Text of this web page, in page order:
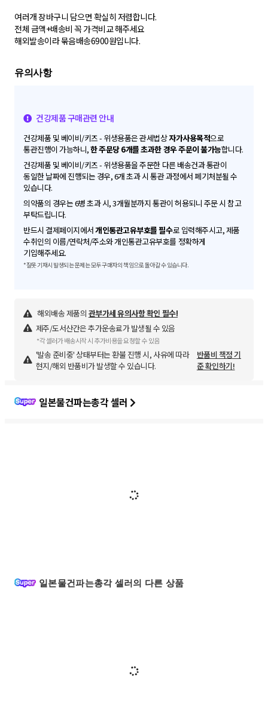
여러개 장바구니 담으면 확실히 저렴합니다.
전체 금액+배송비 꼭 가격비교 해주세요
해외발송이라 묶음배송6900원입니다.
유의사항
건강제품 구매관련 안내
건강제품 및 베이비/키즈 - 위생용품은 관세법상자가사용목적으로
통관진행이 가능하니,한 주문당 6개를 초과한 경우 주문이 불가능합니다.
건강제품 및 베이비/키즈 - 위생용품을 주문한 다른 배송건과 통관이
동일한 날짜에 진행되는 경우, 6개 초과 시 통관 과정에서 폐기처분될 수
있습니다.
의약품의 경우는 6병 초과 시, 3개월분까지 통관이 허용되니 주문 시 참고
부탁드립니다.
반드시 결제페이지에서개인통관고유부호를 필수로 입력해주시고, 제품
수취인의 이름/연락처/주소와 개인통관고유부호를 정확하게
기입해주세요.
*잘못 기재시 발생되는 문제는 모두 구매자의 책임으로 돌아갈 수 있습니다.
해외배송 제품의 관부가세 유의사항 확인 필수!
제주/도서산간은 추가운송료가 발생될 수 있음
*각 셀러가 배송시작 시 추가비용을 요청할 수 있음
'발송 준비중' 상태부터는 환불 진행 시, 사유에 따라
현지/해외 반품비가 발생할 수 있습니다.
반품비 책정 기
준 확인하기!
일본물건파는총각 셀러
일본물건파는총각 셀러의 다른 상품